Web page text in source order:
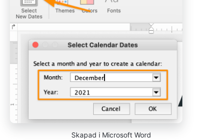
Skapad i Microsoft Word